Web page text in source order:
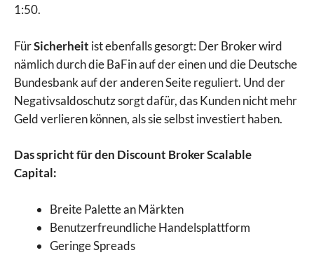
1:50.
FürSicherheit ist ebenfalls gesorgt: Der Broker wird
nämlich durch die BaFin auf der einen und die Deutsche
Bundesbank auf der anderen Seite reguliert. Und der
Negativsaldoschutz sorgt dafür, das Kunden nicht mehr
Geld verlieren können, als sie selbst investiert haben.
Das spricht für den Discount Broker Scalable
Capital:
Breite Palette an Märkten
Benutzerfreundliche Handelsplattform
Geringe Spreads